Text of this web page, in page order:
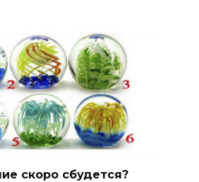
скоро сбудется?